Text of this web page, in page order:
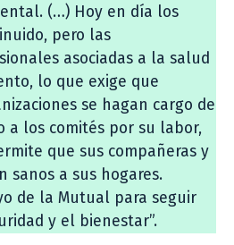
(…) Hoy en día los
pero las
asociadas a la salud
lo que exige que
se hagan cargo de
a los comités por su labor,
que sus compañeras y
sanos a sus hogares.
de la Mutual para seguir
y el bienestar”.